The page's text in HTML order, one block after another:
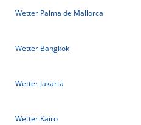
Wetter Palma de Mallorca
Wetter Bangkok
Wetter Jakarta
Wetter Kairo